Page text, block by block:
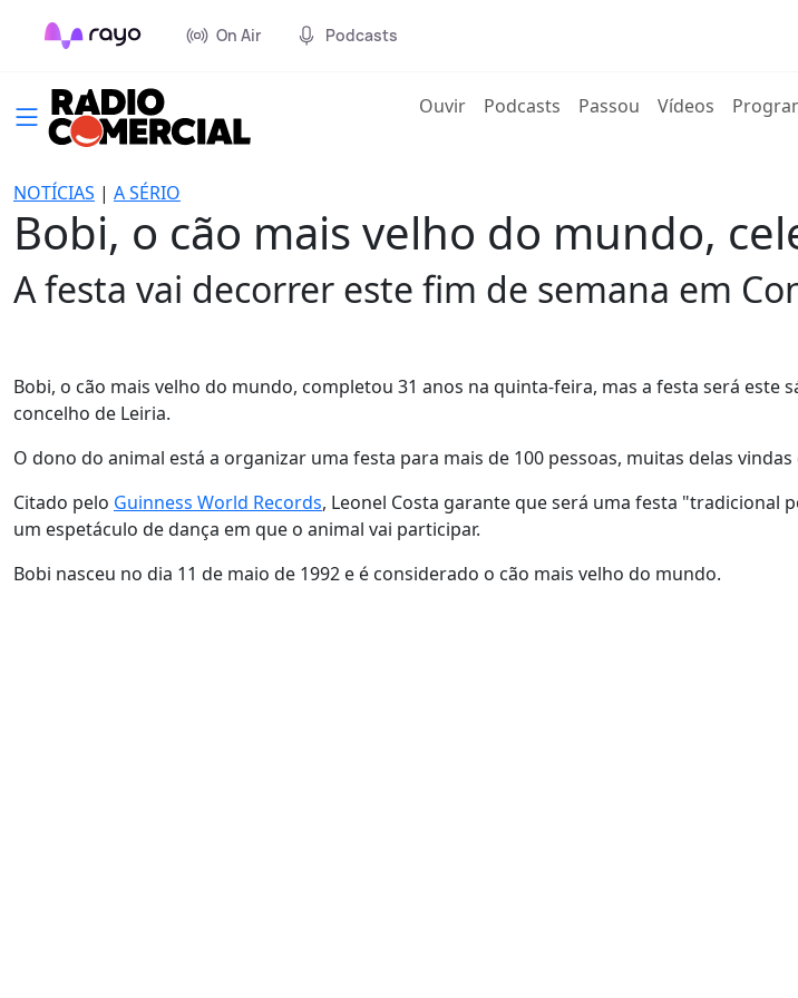
On Air Podcasts
Ouvir(current)
Podcasts Passou Vídeos
NOTÍCIAS | A SÉRIO
Bobi, o cão mais velho do mundo,
A festa vai decorrer este fim de semana em
Bobi, o cão mais velho do mundo, completou 31 anos na quinta-feira, mas a festa será este
concelho de Leiria.
O dono do animal está a organizar uma festa para mais de 100 pessoas, muitas delas
Citado pelo Guinness World Records, Leonel Costa garante que será uma festa "tradicional
um espetáculo de dança em que o animal vai participar.
Bobi nasceu no dia 11 de maio de 1992 e é considerado o cão mais velho do mundo.